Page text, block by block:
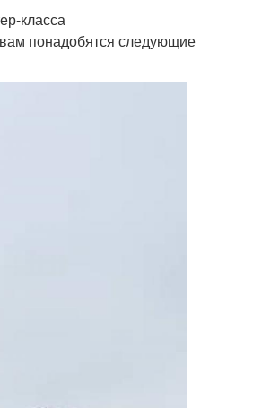
класса
понадобятся следующие